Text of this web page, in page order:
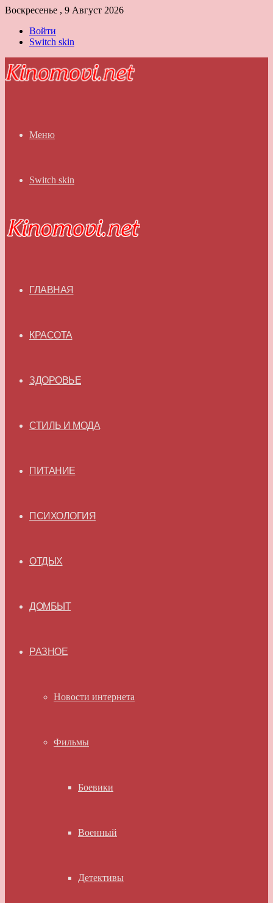
Воскресенье , 9 Август 2026
Войти
Switch skin
Меню
Switch skin
ГЛАВНАЯ
КРАСОТА
ЗДОРОВЬЕ
СТИЛЬ И МОДА
ПИТАНИЕ
ПСИХОЛОГИЯ
ОТДЫХ
ДОМБЫТ
РАЗНОЕ
Новости интернета
Фильмы
Боевики
Военный
Детективы